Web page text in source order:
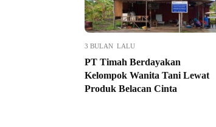
3 BULAN LALU
PT Timah Berdayakan
Kelompok Wanita Tani Lewat
Produk Belacan Cinta